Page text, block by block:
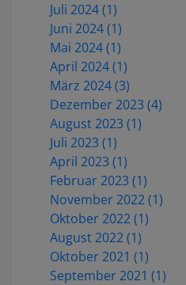
Juli 2024 (1)
Juni 2024 (1)
Mai 2024 (1)
April 2024 (1)
März 2024 (3)
Dezember 2023 (4)
August 2023 (1)
Juli 2023 (1)
April 2023 (1)
Februar 2023 (1)
November 2022 (1)
Oktober 2022 (1)
August 2022 (1)
Oktober 2021 (1)
September 2021 (1)